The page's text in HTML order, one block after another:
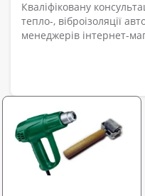
Кваліфіковану
тепло-, віброізоляції
менеджерів інтернет-